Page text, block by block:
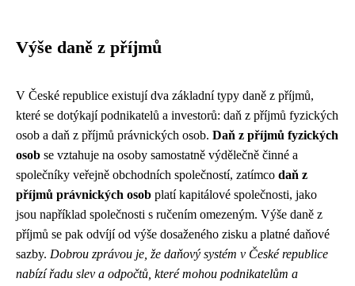
Výše daně z příjmů
V České republice existují dva základní typy daně z příjmů,
které se dotýkají podnikatelů a investorů: daň z příjmů fyzických
osob a daň z příjmů právnických osob. Daň z příjmů fyzických
osob se vztahuje na osoby samostatně výdělečně činné a
společníky veřejně obchodních společností, zatímco daň z
příjmů právnických osob platí kapitálové společnosti, jako
jsou například společnosti s ručením omezeným. Výše daně z
příjmů se pak odvíjí od výše dosaženého zisku a platné daňové
sazby. Dobrou zprávou je, že daňový systém v České republice
nabízí řadu slev a odpočtů, které mohou podnikatelům a